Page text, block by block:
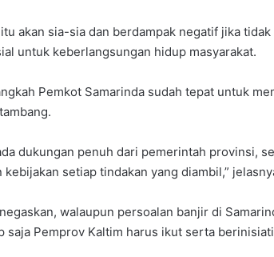
akan sia-sia dan berdampak negatif jika
untuk keberlangsungan hidup masyarakat.
Pemkot Samarinda sudah tepat untuk
dukungan penuh dari pemerintah provinsi,
kebijakan setiap tindakan yang diambil,”
walaupun persoalan banjir di
saja Pemprov Kaltim harus ikut serta